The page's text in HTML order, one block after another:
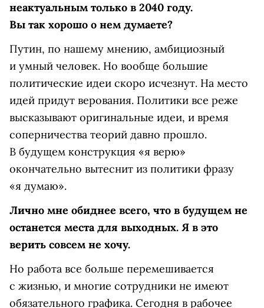
неактуальным только в 2040 году.
Вы так хорошо о нем думаете?
Путин, по нашему мнению, амбициозный
и умный человек. Но вообще большие
политические идеи скоро исчезнут. На место
идей придут верования. Политики все реже
высказывают оригинальные идеи, и время
соперничества теорий давно прошло.
В будущем конструкция «я верю»
окончательно вытеснит из политики фразу
«я думаю».
Лично мне обиднее всего, что в будущем не
останется места для выходных. Я в это
верить совсем не хочу.
Но работа все больше перемешивается
с жизнью, и многие сотрудники не имеют
обязательного графика. Сегодня в рабочее